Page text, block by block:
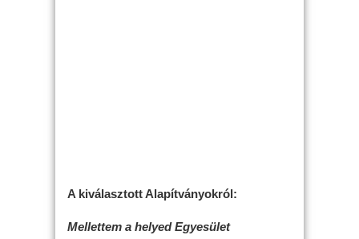
A kiválasztott Alapítványokról:
Mellettem a helyed Egyesület